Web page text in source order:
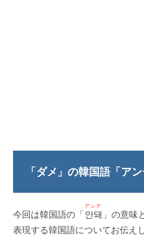
「ダメ」の韓国語「ア
今回は韓国語の「안돼
アンデ
」の意味
表現する韓国語についてお伝え